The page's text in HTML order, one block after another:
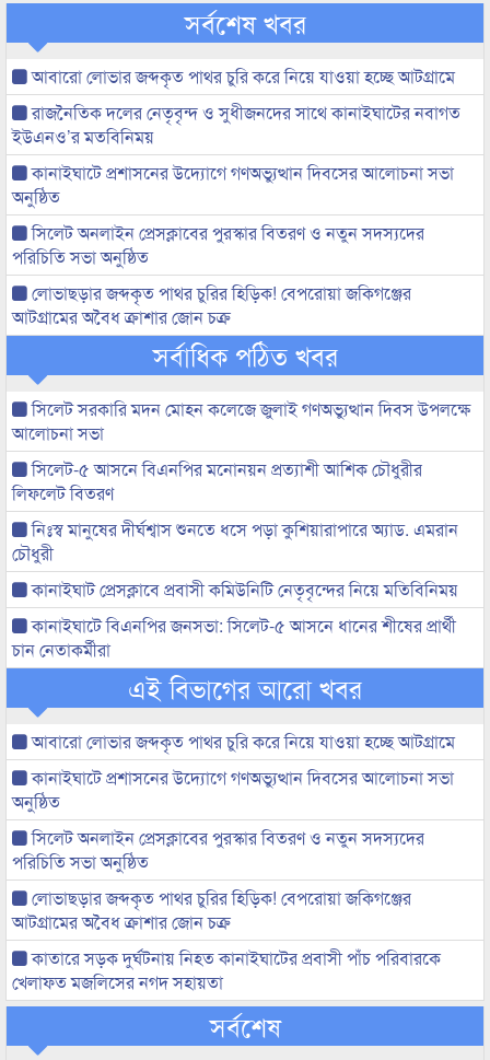
সর্বশেষ খবর
আবারো লোভার জব্দকৃত পাথর চুরি করে নিয়ে যাওয়া হচ্ছে আটগ্রামে
রাজনৈতিক দলের নেতৃবৃন্দ ও সুধীজনদের সাথে কানাইঘাটের নবাগত
ইউএনও’র মতবিনিময়
কানাইঘাটে প্রশাসনের উদ্যোগে গণঅভ্যুত্থান দিবসের আলোচনা সভা
অনুষ্ঠিত
সিলেট অনলাইন প্রেসক্লাবের পুরস্কার বিতরণ ও নতুন সদস্যদের
পরিচিতি সভা অনুষ্ঠিত
লোভাছড়ার জব্দকৃত পাথর চুরির হিড়িক! বেপরোয়া জকিগঞ্জের
আটগ্রামের অবৈধ ক্রাশার জোন চক্র
সর্বাধিক পঠিত খবর
সিলেট সরকারি মদন মোহন কলেজে জুলাই গণঅভ্যুত্থান দিবস উপলক্ষে
আলোচনা সভা
সিলেট-৫ আসনে বিএনপির মনোনয়ন প্রত্যাশী আশিক চৌধুরীর
লিফলেট বিতরণ
নিঃস্ব মানুষের দীর্ঘশ্বাস শুনতে ধসে পড়া কুশিয়ারাপারে অ্যাড. এমরান
চৌধুরী
কানাইঘাট প্রেসক্লাবে প্রবাসী কমিউনিটি নেতৃবৃন্দের নিয়ে মতিবিনিময়
কানাইঘাটে বিএনপির জনসভা: সিলেট-৫ আসনে ধানের শীষের প্রার্থী
চান নেতাকর্মীরা
এই বিভাগের আরো খবর
আবারো লোভার জব্দকৃত পাথর চুরি করে নিয়ে যাওয়া হচ্ছে আটগ্রামে
কানাইঘাটে প্রশাসনের উদ্যোগে গণঅভ্যুত্থান দিবসের আলোচনা সভা
অনুষ্ঠিত
সিলেট অনলাইন প্রেসক্লাবের পুরস্কার বিতরণ ও নতুন সদস্যদের
পরিচিতি সভা অনুষ্ঠিত
লোভাছড়ার জব্দকৃত পাথর চুরির হিড়িক! বেপরোয়া জকিগঞ্জের
আটগ্রামের অবৈধ ক্রাশার জোন চক্র
কাতারে সড়ক দুর্ঘটনায় নিহত কানাইঘাটের প্রবাসী পাঁচ পরিবারকে
খেলাফত মজলিসের নগদ সহায়তা
সর্বশেষ